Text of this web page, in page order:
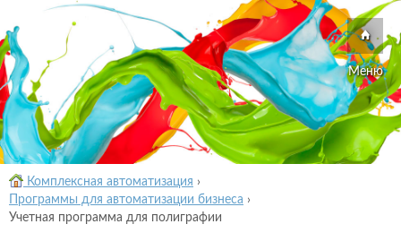
Меню
Комплексная автоматизация ›
Программы для автоматизации бизнеса ›
Учетная программа для полиграфии